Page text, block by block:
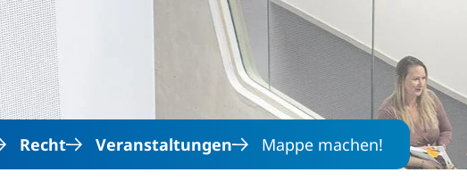
Direkt zum Inhalt
Recht Veranstaltungen Mappe machen!